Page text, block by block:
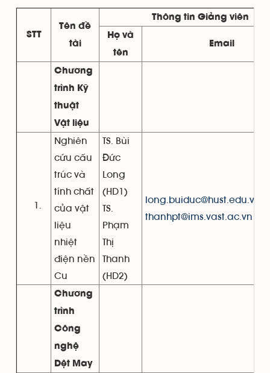
STT
Tên đề
tài
Thông tin Giảng viên
Họ và
tên
Email
Chương
trình Kỹ
thuật
Vật liệu
Nghiên
cứu cấu
trúc và
tính chất
của vật
liệu
nhiệt
điện nền
Cu
TS. Bùi
Đức
Long
(HD1)
TS.
Phạm
Thị
Thanh
(HD2)
long.buiduc@hust.edu.vn
thanhpt@ims.vast.ac.vn
Chương
trình
Công
nghệ
Dệt May